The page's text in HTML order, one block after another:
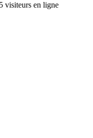
5 visiteurs en ligne